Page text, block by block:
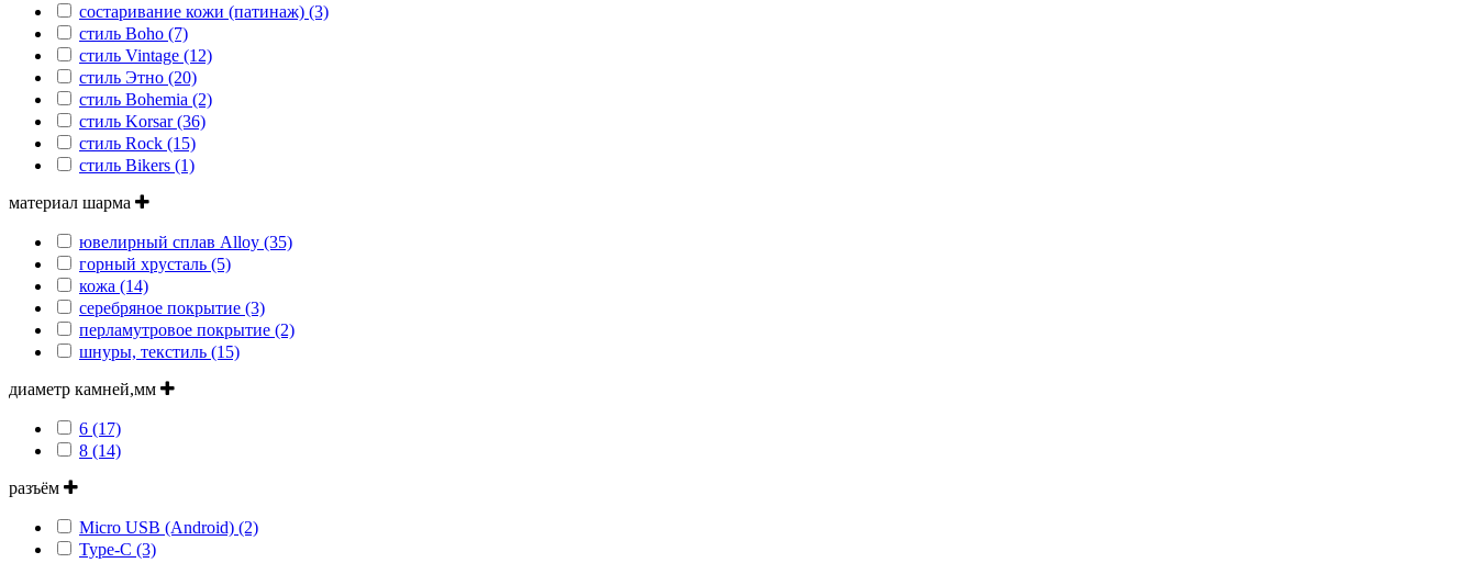
состаривание кожи (патинаж) (3)
стиль Boho (7)
стиль Vintage (12)
стиль Этно (20)
стиль Bohemia (2)
стиль Korsar (36)
стиль Rock (15)
стиль Bikers (1)
материал шарма
ювелирный сплав Alloy (35)
горный хрусталь (5)
кожа (14)
серебряное покрытие (3)
перламутровое покрытие (2)
шнуры, текстиль (15)
диаметр камней,мм
6 (17)
8 (14)
разъём
Micro USB (Android) (2)
Type-С (3)